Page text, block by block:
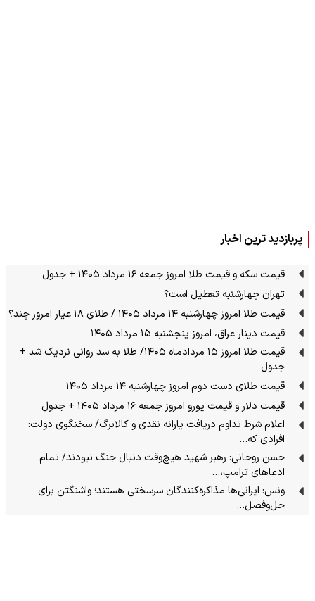
پربازدید ترین اخبار
قیمت سکه و قیمت طلا امروز جمعه ۱۶ مرداد ۱۴۰۵ + جدول
تهران چهارشنبه تعطیل است؟
قیمت طلا امروز چهارشنبه ۱۴ مرداد ۱۴۰۵ / طلای ۱۸ عیار امروز چند؟
قیمت دینار عراق، امروز پنجشنبه ۱۵ مرداد ۱۴۰۵
قیمت طلا امروز ۱۵ مردادماه ۱۴۰۵/ طلا به سد روانی نزدیک شد +
جدول
قیمت طلای دست دوم امروز چهارشنبه ۱۴ مرداد ۱۴۰۵
قیمت دلار و قیمت یورو امروز جمعه ۱۶ مرداد ۱۴۰۵ + جدول
اعلام شرط تداوم دریافت یارانه نقدی و کالابرگ/ سخنگوی دولت:
افرادی که…
حسن روحانی: رهبر شهید هیچ‌وقت دنبال جنگ نبودند/ تمام
ادعاهای ترامپ،…
ونس: ایرانی‌ها مذاکره‌کنندگان سرسختی هستند؛ واشنگتن برای
حل‌وفصل…